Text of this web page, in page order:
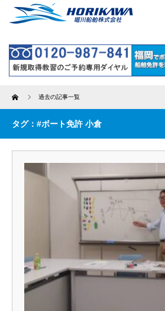
Home 過去の記事一覧
タグ：#ボート免許 小倉